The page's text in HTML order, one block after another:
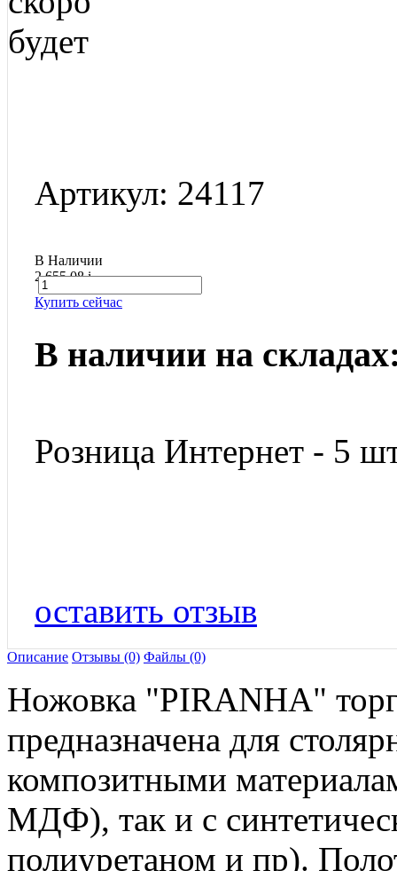
Артикул: 24117
В Наличии
2 655.08i
Купить сейчас
В наличии на
Розница Интернет - 5
оставить отзыв
Описание Отзывы (0) Файлы (0)
Ножовка "PIRANHA"
предназначена для
композитными
МДФ), так и с
полиуретаном и пр).